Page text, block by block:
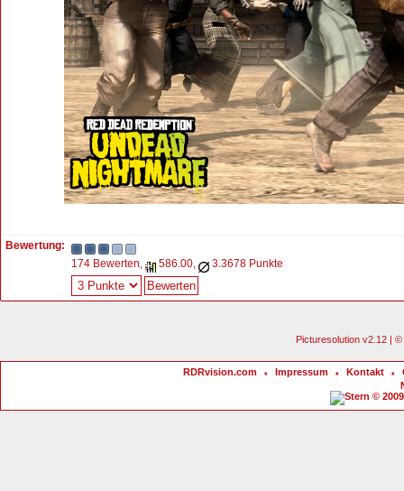
Bewertung:
174 Bewerten,
586.00, 3.3678 Punkte
Picturesolution v2.12 |
RDRvision.com * Impressum * Kontakt *
©